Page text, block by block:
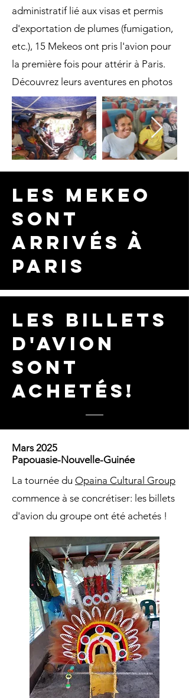
administratif lié aux visas et permis
d'exportation de plumes (fumigation,
etc.), 15 Mekeos ont pris l'avion pour
la première fois pour attérir à Paris.
Découvrez leurs aventures en photos
les mekeo
sont
arrivés À
paris
Les billets
d'avion
sont
achetés!
Mars 2025
Papouasie-Nouvelle-Guinée
La tournée du Opaina Cultural Group
commence à se concrétiser: les billets
d'avion du groupe ont été achetés !